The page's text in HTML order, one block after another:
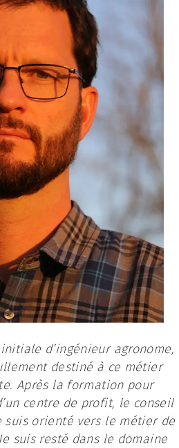
d’ingénieur agronome,
destiné à ce métier
Après la formation pour
centre de profit, le conseil
suis orienté vers le métier de
suis resté dans le domaine